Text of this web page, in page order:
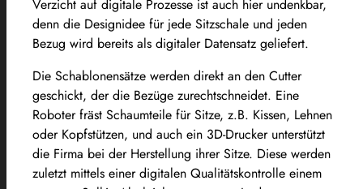
Verzicht auf digitale Prozesse ist auch hier undenkbar,
denn die Designidee für jede Sitzschale und jeden
Bezug wird bereits als digitaler Datensatz geliefert.
Die Schablonensätze werden direkt an den Cutter
geschickt, der die Bezüge zurechtschneidet. Eine
Roboter fräst Schaumteile für Sitze, z.B. Kissen, Lehnen
oder Kopfstützen, und auch ein 3D-Drucker unterstützt
die Firma bei der Herstellung ihrer Sitze. Diese werden
zuletzt mittels einer digitalen Qualitätskontrolle einem